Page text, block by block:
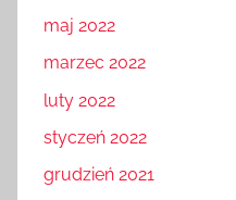
maj 2022
marzec 2022
luty 2022
styczeń 2022
grudzień 2021